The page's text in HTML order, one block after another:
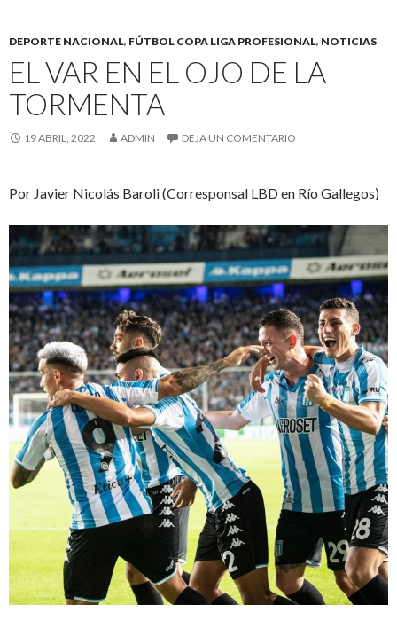
DEPORTE NACIONAL, FÚTBOL COPA LIGA PROFESIONAL, NOTICIAS
EL VAR EN EL OJO DE LA
TORMENTA
19 ABRIL, 2022 ADMIN DEJA UN COMENTARIO
Por Javier Nicolás Baroli (Corresponsal LBD en Río Gallegos)